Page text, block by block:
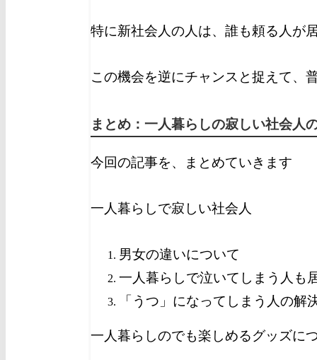
特に新社会人の人は、誰も頼る人が
この機会を逆にチャンスと捉えて、
まとめ：一人暮らしの寂しい社会人
今回の記事を、まとめていきます
一人暮らしで寂しい社会人
男女の違いについて
一人暮らしで泣いてしまう人も
「うつ」になってしまう人の解
一人暮らしのでも楽しめるグッズに